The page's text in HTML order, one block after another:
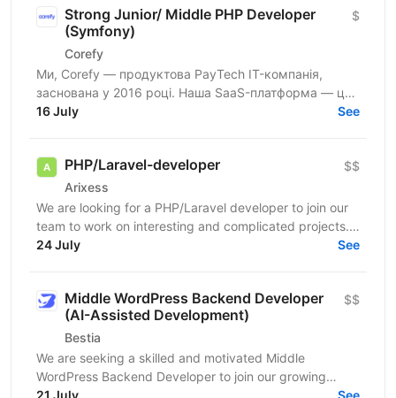
Strong Junior/ Middle PHP Developer
(Symfony)
Corefy
$
Ми, Corefy — продуктова PayTech IT-компанія,
заснована у 2016 році. Наша SaaS-платформа — це
технологічний хаб для оркестрації онлайн-платежів.
16 July See
PHP/Laravel-developer
Arixess
$$
We are looking for a PHP/Laravel developer to join our
team to work on interesting and complicated projects.
The candidate should have experience developing...
24 July See
Middle WordPress Backend Developer
(AI-Assisted Development)
Bestia
$$
We are seeking a skilled and motivated Middle
WordPress Backend Developer to join our growing
BESTIA development team. You will be responsible for...
21 July See